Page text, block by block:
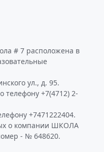
# 7 расположена в
ул., д. 95.
телефону +7(4712) 2-
+7471222404.
о компании ШКОЛА
- № 648620.